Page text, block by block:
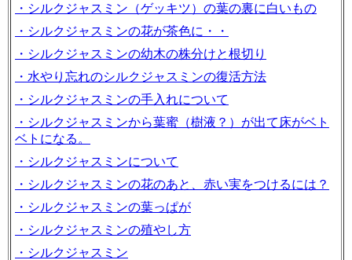
・シルクジャスミン（ゲッキツ）の葉の裏に白いもの
・シルクジャスミンの花が茶色に・・
・シルクジャスミンの幼木の株分けと根切り
・水やり忘れのシルクジャスミンの復活方法
・シルクジャスミンの手入れについて
・シルクジャスミンから葉蜜（樹液？）が出て床がベト
ベトになる。
・シルクジャスミンについて
・シルクジャスミンの花のあと、赤い実をつけるには？
・シルクジャスミンの葉っぱが
・シルクジャスミンの殖やし方
・シルクジャスミン